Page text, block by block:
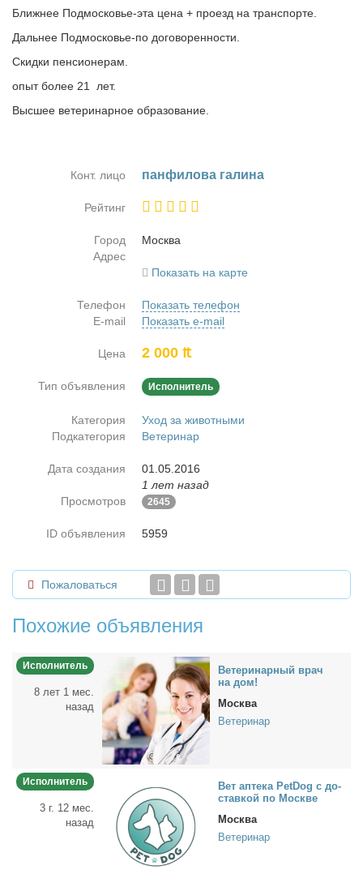
Ближнее Подмосковье-эта цена + проезд на транспорте.
Дальнее Подмосковье-по договоренности.
Скидки пенсионерам.
опыт более 21 лет.
Высшее ветеринарное образование.
Конт. лицо пан­фи­ло­ва га­ли­на
Рейтинг
Город
Москва
Адрес
Показать на карте
Телефон
Показать телефон
E-mail
Показать e-mail
Цена 2 000 ₶
Тип объявления Исполнитель
Категория
Уход за животными
Подкатегория
Ветеринар
Дата создания
01.05.2016
1 лет назад
Просмотров
2645
ID объявления 5959
Пожаловаться
Похожие объявления
Исполнитель
8 лет 1 мес.
назад
Ве­те­ри­нар­ный врач
на дом!
Москва
Ветеринар
Исполнитель
3 г. 12 мес.
назад
Вет ап­те­ка PetDog с до­
став­кой по Москве
Москва
Ветеринар